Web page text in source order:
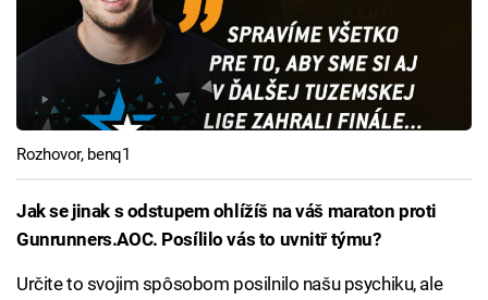
Rozhovor, benq1
Jak se jinak s odstupem ohlížíš na váš maraton proti
Gunrunners.AOC. Posílilo vás to uvnitř týmu?
Určite to svojim spôsobom posilnilo našu psychiku, ale